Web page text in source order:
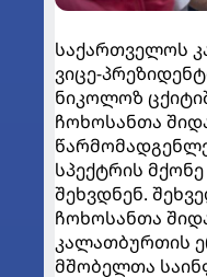
საქართველოს
ვიცე-
ნიკოლოზ
ჩოხოსანთა
სპექტრის
შეხვდნენ.
ჩოხოსანთა
კალათბურთის
მშობელთა